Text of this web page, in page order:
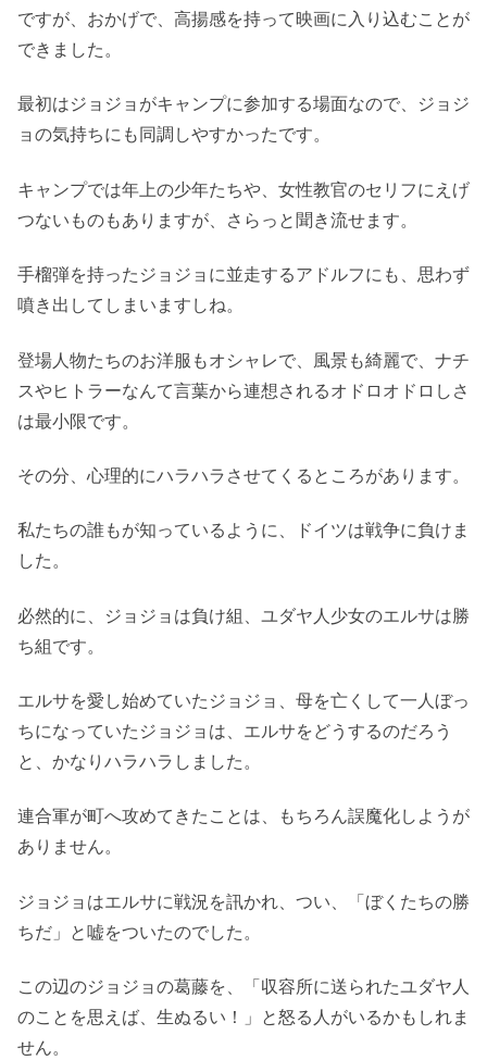
ですが、おかげで、高揚感を持って映画に入り込むことが
できました。
最初はジョジョがキャンプに参加する場面なので、ジョジ
ョの気持ちにも同調しやすかったです。
キャンプでは年上の少年たちや、女性教官のセリフにえげ
つないものもありますが、さらっと聞き流せます。
手榴弾を持ったジョジョに並走するアドルフにも、思わず
噴き出してしまいますしね。
登場人物たちのお洋服もオシャレで、風景も綺麗で、ナチ
スやヒトラーなんて言葉から連想されるオドロオドロしさ
は最小限です。
その分、心理的にハラハラさせてくるところがあります。
私たちの誰もが知っているように、ドイツは戦争に負けま
した。
必然的に、ジョジョは負け組、ユダヤ人少女のエルサは勝
ち組です。
エルサを愛し始めていたジョジョ、母を亡くして一人ぼっ
ちになっていたジョジョは、エルサをどうするのだろう
と、かなりハラハラしました。
連合軍が町へ攻めてきたことは、もちろん誤魔化しようが
ありません。
ジョジョはエルサに戦況を訊かれ、つい、「ぼくたちの勝
ちだ」と嘘をついたのでした。
この辺のジョジョの葛藤を、「収容所に送られたユダヤ人
のことを思えば、生ぬるい！」と怒る人がいるかもしれま
せん。